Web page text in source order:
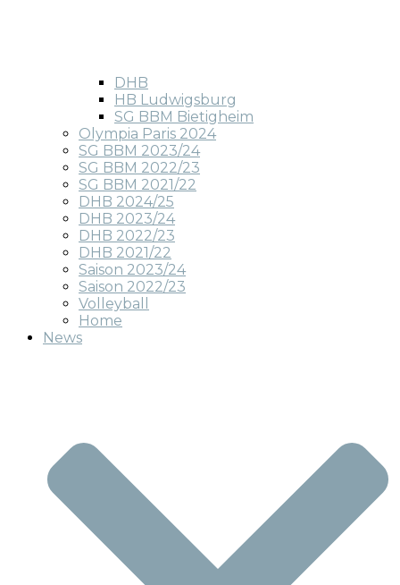
DHB
HB Ludwigsburg
SG BBM Bietigheim
Olympia Paris 2024
SG BBM 2023/24
SG BBM 2022/23
SG BBM 2021/22
DHB 2024/25
DHB 2023/24
DHB 2022/23
DHB 2021/22
Saison 2023/24
Saison 2022/23
Volleyball
Home
News